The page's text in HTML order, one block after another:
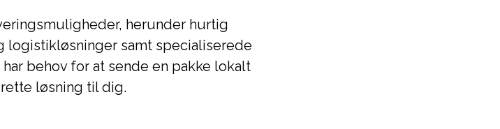
herunder hurtig
logistikløsninger samt specialiserede
behov for at sende en pakke lokalt
løsning til dig.